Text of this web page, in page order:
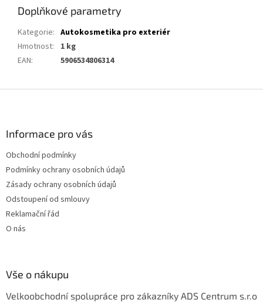
Doplňkové parametry
Kategorie: Autokosmetika pro exteriér
Hmotnost:
1 kg
EAN: 5906534806314
Informace pro vás
Obchodní podmínky
Podmínky ochrany osobních údajů
Zásady ochrany osobních údajů
Odstoupení od smlouvy
Reklamační řád
O nás
Vše o nákupu
Velkoobchodní spolupráce pro zákazníky ADS Centrum s.r.o